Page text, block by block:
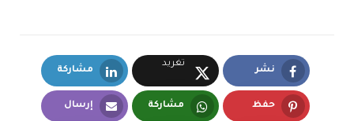
نشر
Facebook
تغريد
X.com
مشاركة
LinkedIn
حفظ مشاركة إرسال